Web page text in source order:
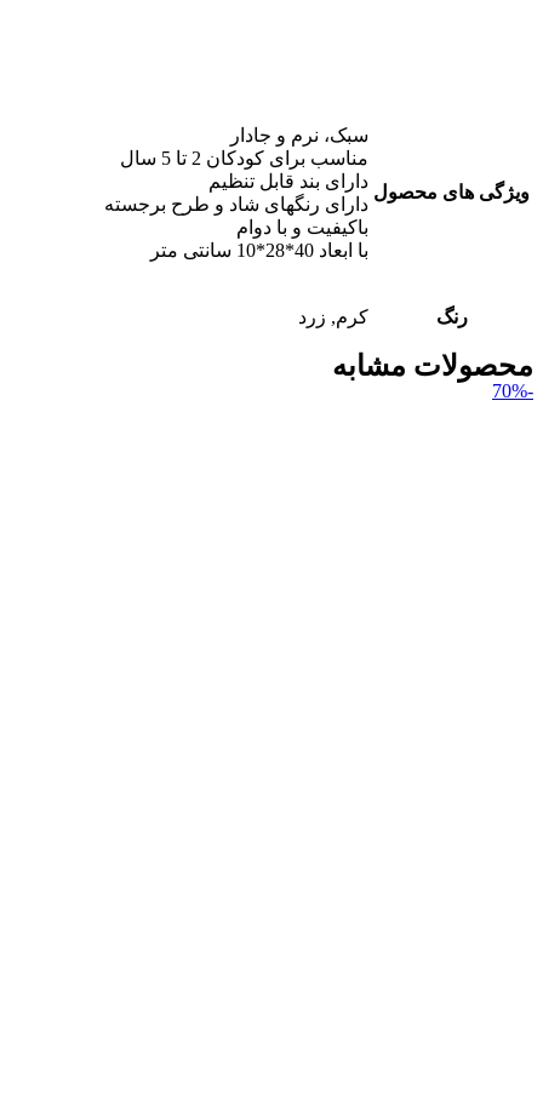
ویژگی های محصول
سبک، نرم و جادار
مناسب برای کودکان 2 تا 5 سال
دارای بند قابل تنظیم
دارای رنگهای شاد و طرح برجسته
باکیفیت و با دوام
با ابعاد 40*28*10 سانتی متر
رنگ کرم, زرد
محصولات مشابه
-70%